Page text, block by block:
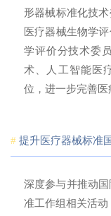
形器械标准化技
医疗器械生物学
学评价分技术委
术、人工智能医
位，进一步完善医
# 提升医疗器械标准
深度参与并推动
准工作组相关活